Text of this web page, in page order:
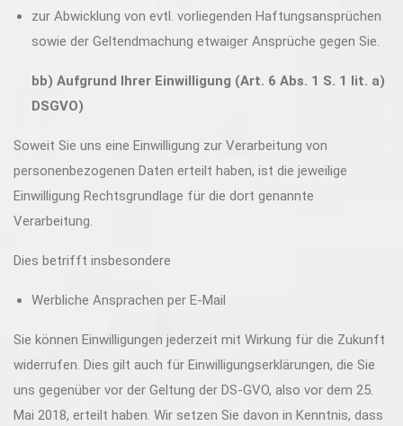
zur Abwicklung von evtl. vorliegenden Haftungsansprüchen
sowie der Geltendmachung etwaiger Ansprüche gegen Sie.
bb) Aufgrund Ihrer Einwilligung (Art. 6 Abs. 1 S. 1 lit. a)
DSGVO)
Soweit Sie uns eine Einwilligung zur Verarbeitung von
personenbezogenen Daten erteilt haben, ist die jeweilige
Einwilligung Rechtsgrundlage für die dort genannte
Verarbeitung.
Dies betrifft insbesondere
Werbliche Ansprachen per E-Mail
Sie können Einwilligungen jederzeit mit Wirkung für die Zukunft
widerrufen. Dies gilt auch für Einwilligungserklärungen, die Sie
uns gegenüber vor der Geltung der DS-GVO, also vor dem 25.
Mai 2018, erteilt haben. Wir setzen Sie davon in Kenntnis, dass